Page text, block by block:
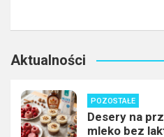
Aktualności
POZOSTAŁE
Desery na
mleko bez